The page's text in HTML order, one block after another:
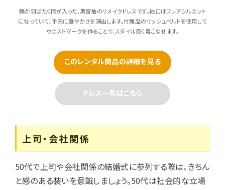
鶴が羽ばたく柄が入った、黒留袖のリメイクドレスです。袖口はフレアシルエット
になっていて、手元に華やかさを演出します。付属品のサッシュベルトを使用して
ウエストマークを作ることで、スタイル良く着こなせます。
このレンタル商品の詳細を見る
ドレス一覧はこちら
上司・会社関係
50代で上司や会社関係の結婚式に参列する際は、きちん
と感のある装いを意識しましょう。50代は社会的な立場